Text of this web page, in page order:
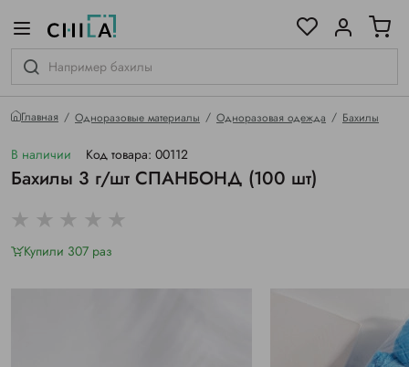
Главная Одноразовые материалы Одноразовая одежда Бахилы
В наличии Код товара: 00112
Бахилы 3 г/шт СПАНБОНД (100 шт)
Купили 307 раз
гамме